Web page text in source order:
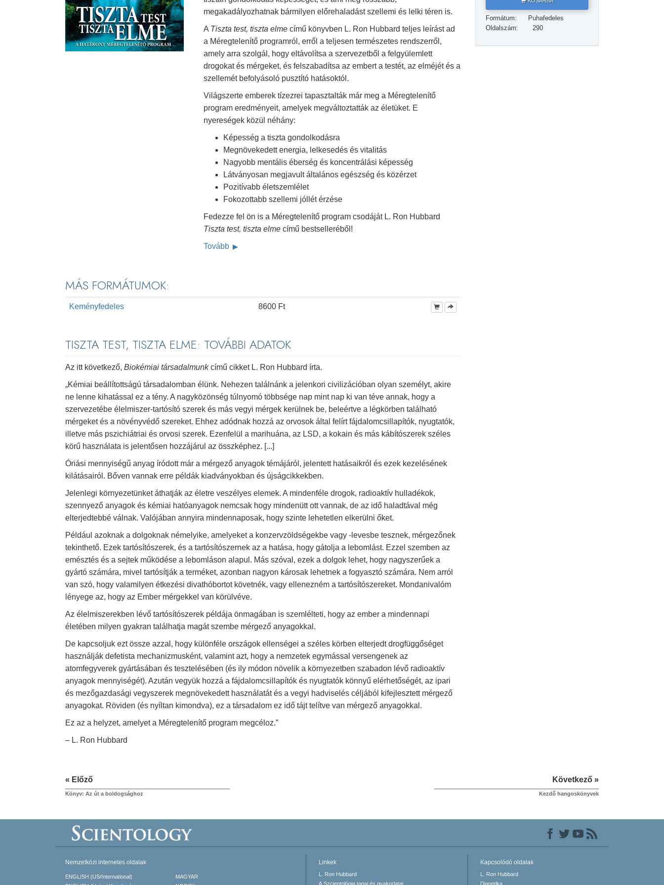
Megoldások a drogokra
Gyerekek
megakadályozhatnak bármilyen előrehaladást szellemi és lelki téren is.
A Tiszta test, tiszta elme című könyvben L. Ron Hubbard teljes leírást ad
a Méregtelenítő programról, erről a teljesen természetes rendszerről,
amely arra szolgál, hogy eltávolítsa a szervezetből a felgyülemlett
drogokat és mérgeket, és felszabadítsa az embert a testét, az elméjét és a
szellemét befolyásoló pusztító hatásoktól.
Világszerte emberek tízezrei tapasztalták már meg a Méregtelenítő
program eredményeit, amelyek megváltoztatták az életüket. E
nyereségek közül néhány:
Képesség a tiszta gondolkodásra
Megnövekedett energia, lelkesedés és vitalitás
Nagyobb mentális éberség és koncentrálási képesség
Látványosan megjavult általános egészség és közérzet
Pozitívabb életszemlélet
Fokozottabb szellemi jóllét érzése
Fedezze fel ön is a Méregtelenítő program csodáját L. Ron Hubbard
Tiszta test, tiszta elme című bestselleréből!
Tovább
Formátum:
Puhafedeles
Oldalszám:
290
MÁS FORMÁTUMOK:
Keményfedeles 8600 Ft
TISZTA TEST, TISZTA ELME: TOVÁBBI ADATOK
Az itt következő, Biokémiai társadalmunkcímű cikket L. Ron Hubbard írta.
„Kémiai beállítottságú társadalomban élünk. Nehezen találnánk a jelenkori civilizációban olyan személyt, akire
ne lenne kihatással ez a tény. A nagyközönség túlnyomó többsége nap mint nap ki van téve annak, hogy a
szervezetébe élelmiszer-tartósító szerek és más vegyi mérgek kerülnek be, beleértve a légkörben található
mérgeket és a növényvédő szereket. Ehhez adódnak hozzá az orvosok által felírt fájdalomcsillapítók, nyugtatók,
illetve más pszichiátriai és orvosi szerek. Ezenfelül a marihuána, az LSD, a kokain és más kábítószerek széles
körű használata is jelentősen hozzájárul az összképhez. [...]
Óriási mennyiségű anyag íródott már a mérgező anyagok témájáról, jelentett hatásaikról és ezek kezelésének
kilátásairól. Bőven vannak erre példák kiadványokban és újságcikkekben.
Jelenlegi környezetünket áthatják az életre veszélyes elemek. A mindenféle drogok, radioaktív hulladékok,
szennyező anyagok és kémiai hatóanyagok nemcsak hogy mindenütt ott vannak, de az idő haladtával még
elterjedtebbé válnak. Valójában annyira mindennaposak, hogy szinte lehetetlen elkerülni őket.
Például azoknak a dolgoknak némelyike, amelyeket a konzervzöldségekbe vagy -levesbe tesznek, mérgezőnek
tekinthető. Ezek tartósítószerek, és a tartósítószernek az a hatása, hogy gátolja a lebomlást. Ezzel szemben az
emésztés és a sejtek működése a lebomláson alapul. Más szóval, ezek a dolgok lehet, hogy nagyszerűek a
gyártó számára, mivel tartósítják a terméket, azonban nagyon károsak lehetnek a fogyasztó számára. Nem arról
van szó, hogy valamilyen étkezési divathóbortot követnék, vagy ellenezném a tartósítószereket. Mondanivalóm
lényege az, hogy az Ember mérgekkel van körülvéve.
Az élelmiszerekben lévő tartósítószerek példája önmagában is szemlélteti, hogy az ember a mindennapi
életében milyen gyakran találhatja magát szembe mérgező anyagokkal.
De kapcsoljuk ezt össze azzal, hogy különféle országok ellenségei a széles körben elterjedt drogfüggőséget
használják defetista mechanizmusként, valamint azt, hogy a nemzetek egymással versengenek az
atomfegyverek gyártásában és tesztelésében (és ily módon növelik a környezetben szabadon lévő radioaktív
anyagok mennyiségét). Azután vegyük hozzá a fájdalomcsillapítók és nyugtatók könnyű elérhetőségét, az ipari
és mezőgazdasági vegyszerek megnövekedett használatát és a vegyi hadviselés céljából kifejlesztett mérgező
anyagokat. Röviden (és nyíltan kimondva), ez a társadalom ez idő tájt telítve van mérgező anyagokkal.
Ez az a helyzet, amelyet a Méregtelenítő program megcéloz.”
– L. Ron Hubbard
« Előző
Könyv: Az út a boldogsághoz
Következő »
Kezdő hangoskönyvek
Nemzetközi internetes oldalak
ENGLISH (US/International)
MAGYAR
Linkek
L. Ron Hubbard
A Szcientológia tanai és gyakorlatai
Kapcsolódó oldalak
L. Ron Hubbard
Dianetika